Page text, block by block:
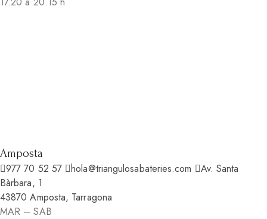
Amposta
977 70 52 57 hola@triangulosabateries.com
Av. Santa
Bàrbara, 1
43870 Amposta, Tarragona
MAR – SAB